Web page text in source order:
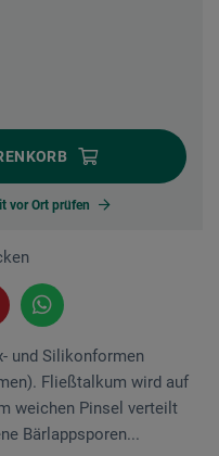
vor Ort prüfen
und Silikonformen
Fließtalkum wird auf
weichen Pinsel verteilt
Bärlappsporen...